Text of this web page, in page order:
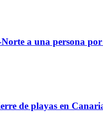
a una persona
de playas en